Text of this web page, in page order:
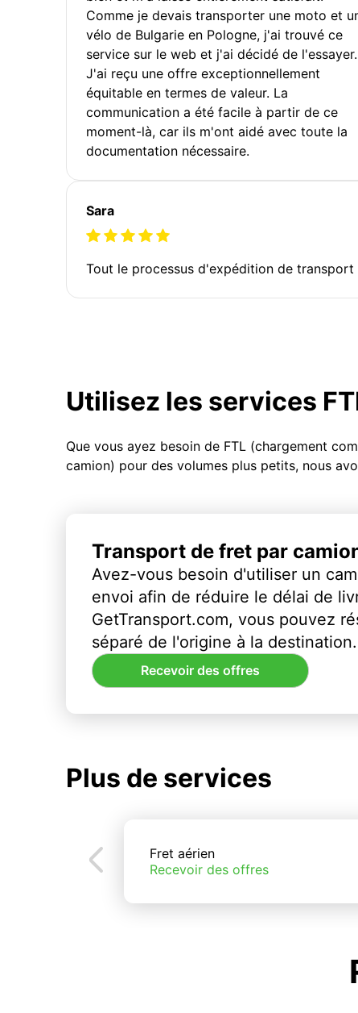
Comme je devais transporter une moto et
vélo de Bulgarie en Pologne, j'ai trouvé ce
service sur le web et j'ai décidé de l'essayer.
J'ai reçu une offre exceptionnellement
équitable en termes de valeur. La
communication a été facile à partir de ce
moment-là, car ils m'ont aidé avec toute la
documentation nécessaire.
Sara
Tout le processus d'expédition de transport
Utilisez les services
Que vous ayez besoin de FTL (chargement
camion) pour des volumes plus petits, nous
Transport de fret par
Avez-vous besoin d'utiliser un
envoi afin de réduire le délai de
GetTransport.com, vous pouvez
séparé de l'origine à la destination.
Recevoir des offres
Plus de services
Fret aérien
Recevoir des offres